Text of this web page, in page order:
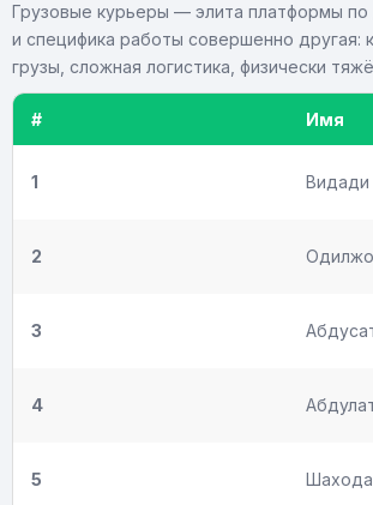
Грузовые курьеры — элита платформы
и специфика работы совершенно другая:
грузы, сложная логистика, физически
# Имя
1 Видади
2
3
4
5